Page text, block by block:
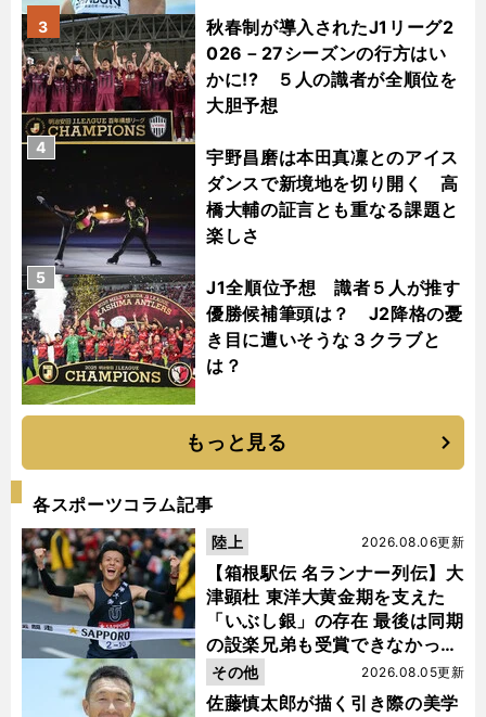
秋春制が導入されたJ1リーグ2
026－27シーズンの行方はい
かに!? ５人の識者が全順位を
大胆予想
3
宇野昌磨は本田真凜とのアイス
ダンスで新境地を切り開く 高
橋大輔の証言とも重なる課題と
楽しさ
4
J1全順位予想 識者５人が推す
優勝候補筆頭は？ J2降格の憂
き目に遭いそうな３クラブと
は？
5
もっと見る
各スポーツコラム記事
【箱根駅伝 名ランナー列伝】大
津顕杜 東洋大黄金期を支えた
「いぶし銀」の存在 最後は同期
の設楽兄弟も受賞できなかった
金栗杯に輝く
2026.08.06更新
陸上
佐藤慎太郎が描く引き際の美学
2026.08.05更新
その他